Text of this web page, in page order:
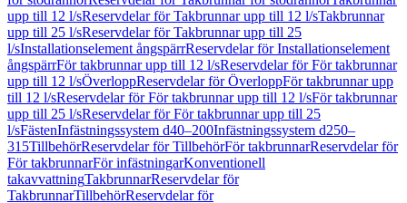
upp till 12 l/sReservdelar för Takbrunnar upp till 12 l/sTakbrunnar
upp till 25 l/sReservdelar för Takbrunnar upp till 25
l/sInstallationselement ångspärrReservdelar för Installationselement
ångspärrFör takbrunnar upp till 12 l/sReservdelar för För takbrunnar
upp till 12 l/sÖverloppReservdelar för ÖverloppFör takbrunnar upp
till 12 l/sReservdelar för För takbrunnar upp till 12 l/sFör takbrunnar
upp till 25 l/sReservdelar för För takbrunnar upp till 25
l/sFästenInfästningssystem d40–200Infästningssystem d250–
315TillbehörReservdelar för TillbehörFör takbrunnarReservdelar för
För takbrunnarFör infästningarKonventionell
takavvattningTakbrunnarReservdelar för
TakbrunnarTillbehörReservdelar för